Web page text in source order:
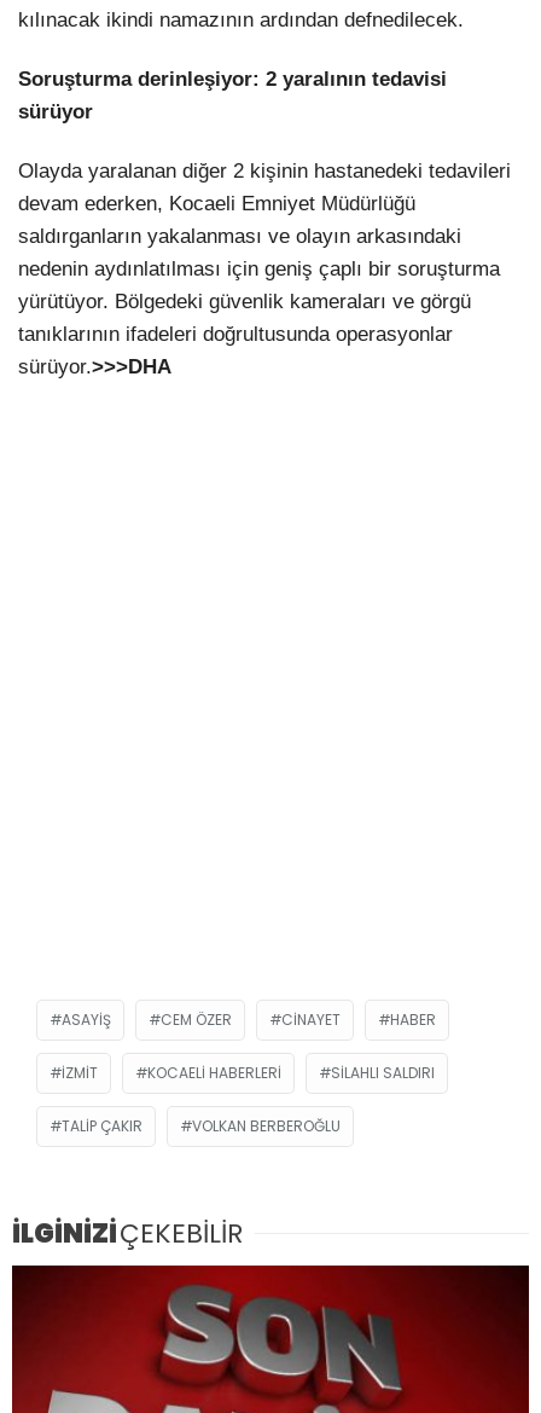
kılınacak ikindi namazının ardından defnedilecek.
Soruşturma derinleşiyor: 2 yaralının tedavisi
sürüyor
Olayda yaralanan diğer 2 kişinin hastanedeki tedavileri
devam ederken, Kocaeli Emniyet Müdürlüğü
saldırganların yakalanması ve olayın arkasındaki
nedenin aydınlatılması için geniş çaplı bir soruşturma
yürütüyor. Bölgedeki güvenlik kameraları ve görgü
tanıklarının ifadeleri doğrultusunda operasyonlar
sürüyor.>>>DHA
ASAYIŞ CEM ÖZER CINAYET HABER
İZMIT KOCAELI HABERLERI SILAHLI SALDIRI
TALIP ÇAKIR VOLKAN BERBEROĞLU
İLGİNİZİÇEKEBİLİR